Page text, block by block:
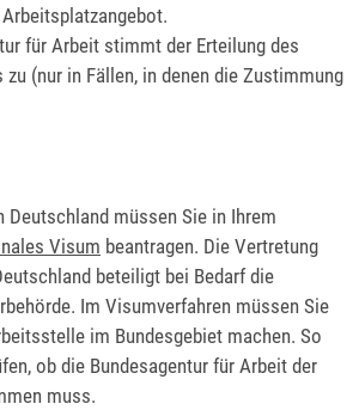
für Arbeit stimmt der Erteilung des
zu (nur in Fällen, in denen die Zustimmung
Deutschland müssen Sie in Ihrem
Visum beantragen. Die Vertretung
beteiligt bei Bedarf die
Im Visumverfahren müssen Sie
im Bundesgebiet machen. So
ob die Bundesagentur für Arbeit der
muss.